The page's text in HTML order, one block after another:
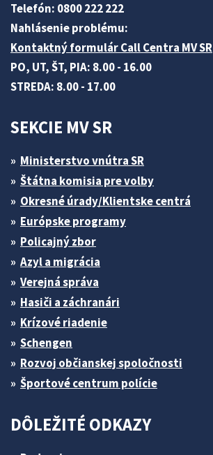
Telefón: 0800 222 222
Nahlásenie problému:
Kontaktný formulár Call Centra MV SR
PO, UT, ŠT, PIA: 8.00 - 16.00
STREDA: 8.00 - 17.00
SEKCIE MV SR
Ministerstvo vnútra SR
Štátna komisia pre volby
Okresné úrady/Klientske centrá
Európske programy
Policajný zbor
Azyl a migrácia
Verejná správa
Hasiči a záchranári
Krízové riadenie
Schengen
Rozvoj občianskej spoločnosti
Športové centrum polície
DÔLEŽITÉ ODKAZY